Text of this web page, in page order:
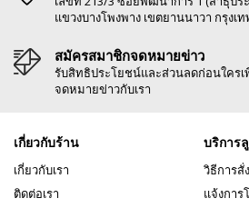
แขวงบางโพงพาง เขตยานนาวา กรุงเท
สมัครสมาชิกจดหมายข่าว
รับสิทธิประโยชน์และส่วนลดก่อนใคร
จดหมายข่าวกับเรา
เกี่ยวกับร้าน
เกี่ยวกับเรา
ติดต่อเรา
บริการ
วิธีการสั่
แจ้งการ